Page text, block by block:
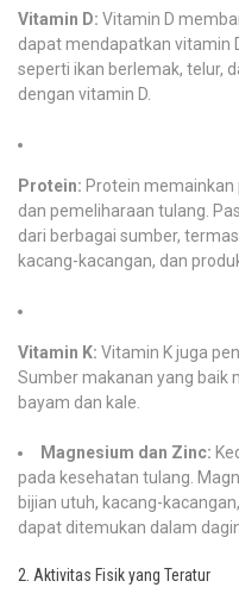
Vitamin D: Vitamin D
dapat mendapatkan vitamin
seperti ikan berlemak, telur,
dengan vitamin D.
Protein: Protein
dan pemeliharaan tulang.
dari berbagai sumber,
kacang-kacangan, dan
Vitamin K: Vitamin K juga
Sumber makanan yang baik
bayam dan kale.
Magnesium dan Zinc:
pada kesehatan tulang.
bijian utuh, kacang-
dapat ditemukan dalam
2. Aktivitas Fisik yang Teratur